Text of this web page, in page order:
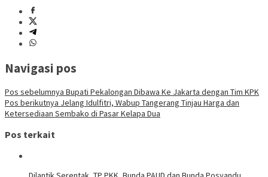
Navigasi pos
Pos sebelumnya Bupati Pekalongan Dibawa Ke Jakarta dengan Tim KPK
Pos berikutnya Jelang Idulfitri, Wabup Tangerang Tinjau Harga dan
Ketersediaan Sembako di Pasar Kelapa Dua
Pos terkait